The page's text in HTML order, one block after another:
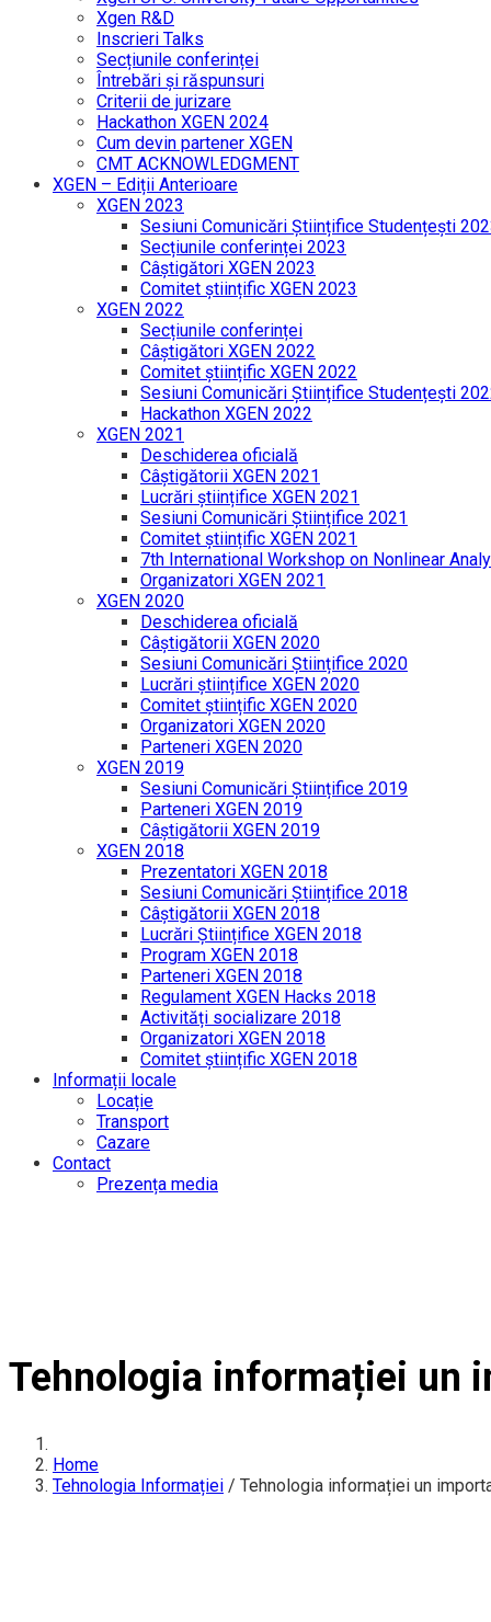
Xgen R&D
Inscrieri Talks
Secțiunile conferinței
Întrebări și răspunsuri
Criterii de jurizare
Hackathon XGEN 2024
Cum devin partener XGEN
CMT ACKNOWLEDGMENT
XGEN – Ediții Anterioare
XGEN 2023
Sesiuni Comunicări Științifice Studențești
Secțiunile conferinței 2023
Câștigători XGEN 2023
Comitet științific XGEN 2023
XGEN 2022
Secțiunile conferinței
Câștigători XGEN 2022
Comitet științific XGEN 2022
Sesiuni Comunicări Științifice Studențești
Hackathon XGEN 2022
XGEN 2021
Deschiderea oficială
Câștigătorii XGEN 2021
Lucrări științifice XGEN 2021
Sesiuni Comunicări Științifice 2021
Comitet științific XGEN 2021
7th International Workshop on Nonlinear
Organizatori XGEN 2021
XGEN 2020
Deschiderea oficială
Câștigătorii XGEN 2020
Sesiuni Comunicări Științifice 2020
Lucrări științifice XGEN 2020
Comitet științific XGEN 2020
Organizatori XGEN 2020
Parteneri XGEN 2020
XGEN 2019
Sesiuni Comunicări Științifice 2019
Parteneri XGEN 2019
Câștigătorii XGEN 2019
XGEN 2018
Prezentatori XGEN 2018
Sesiuni Comunicări Științifice 2018
Câștigătorii XGEN 2018
Lucrări Științifice XGEN 2018
Program XGEN 2018
Parteneri XGEN 2018
Regulament XGEN Hacks 2018
Activități socializare 2018
Organizatori XGEN 2018
Comitet științific XGEN 2018
Informații locale
Locație
Transport
Cazare
Contact
Prezența media
Tehnologia informației un
Home
Tehnologia Informației / Tehnologia informației un